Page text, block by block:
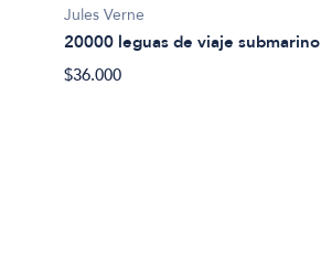
Jules Verne
20000 leguas de viaje submarino
$36.000